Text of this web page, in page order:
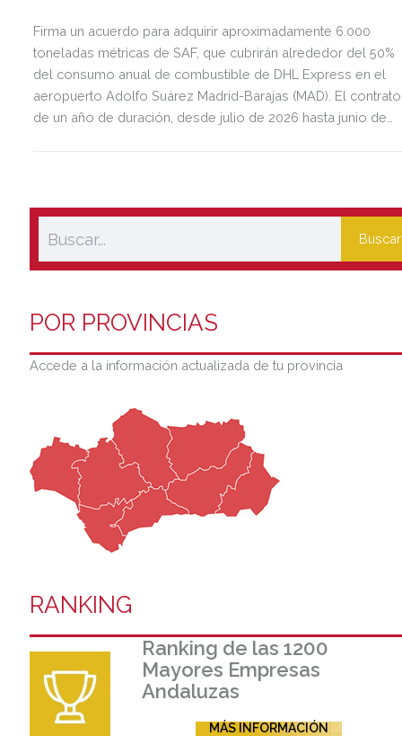
Firma un acuerdo para adquirir aproximadamente 6.000
toneladas métricas de SAF, que cubrirán alrededor del 50%
del consumo anual de combustible de DHL Express en el
aeropuerto Adolfo Suárez Madrid-Barajas (MAD). El
de un año de duración, desde julio de 2026 hasta junio de
Buscar
POR PROVINCIAS
Accede a la información actualizada de tu provincia
RANKING
Ranking de las 1200
Mayores Empresas
Andaluzas
MÁS INFORMACIÓN